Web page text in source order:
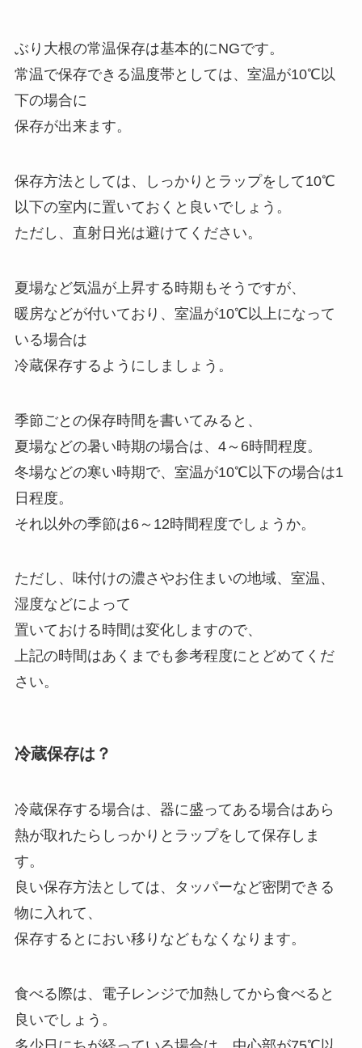
ぶり大根の常温保存は基本的にNGです。
常温で保存できる温度帯としては、室温が10℃以
下の場合に
保存が出来ます。
保存方法としては、しっかりとラップをして10℃
以下の室内に置いておくと良いでしょう。
ただし、直射日光は避けてください。
夏場など気温が上昇する時期もそうですが、
暖房などが付いており、室温が10℃以上になって
いる場合は
冷蔵保存するようにしましょう。
季節ごとの保存時間を書いてみると、
夏場などの暑い時期の場合は、4～6時間程度。
冬場などの寒い時期で、室温が10℃以下の場合は1
日程度。
それ以外の季節は6～12時間程度でしょうか。
ただし、味付けの濃さやお住まいの地域、室温、
湿度などによって
置いておける時間は変化しますので、
上記の時間はあくまでも参考程度にとどめてくだ
さい。
冷蔵保存は？
冷蔵保存する場合は、器に盛ってある場合はあら
熱が取れたらしっかりとラップをして保存しま
す。
良い保存方法としては、タッパーなど密閉できる
物に入れて、
保存するとにおい移りなどもなくなります。
食べる際は、電子レンジで加熱してから食べると
良いでしょう。